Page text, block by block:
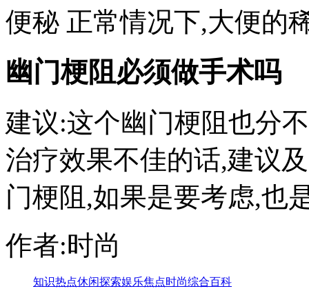
便秘 正常情况下,大便的
幽门梗阻必须做手术吗
建议:这个幽门梗阻也分
治疗效果不佳的话,建议
门梗阻,如果是要考虑,也
作者:时尚
知识热点休闲探索娱乐焦点时尚综合百科